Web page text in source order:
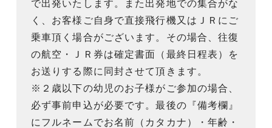
で出発いたします。また出発地での集合がな
く、お客様ご自身で直接飛行機又はＪＲにご
乗車頂く場合がございます。その場合、往復
の航空・ＪＲ券は確定書面（最終日程表）を
お送りする際に同封させて頂きます。
※２歳以下の幼児のお子様がご参加の場合、
必ず事前申込が必要です。最後の『備考欄』
にフルネームでお名前（カタカナ）・年齢・